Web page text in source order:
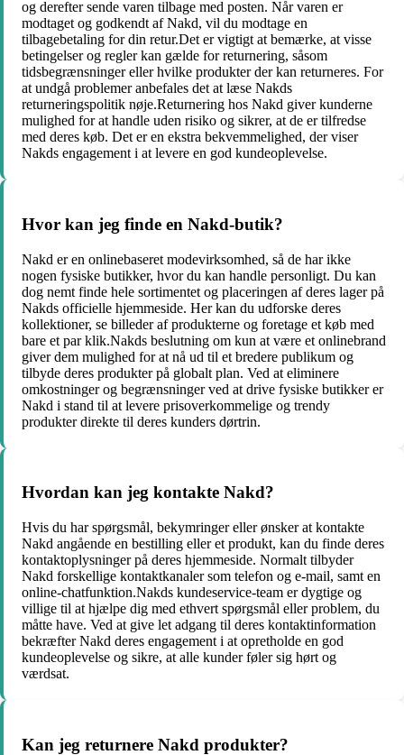
og derefter sende varen tilbage med posten. Når varen er
modtaget og godkendt af Nakd, vil du modtage en
tilbagebetaling for din retur.Det er vigtigt at bemærke, at visse
betingelser og regler kan gælde for returnering, såsom
tidsbegrænsninger eller hvilke produkter der kan returneres. For
at undgå problemer anbefales det at læse Nakds
returneringspolitik nøje.Returnering hos Nakd giver kunderne
mulighed for at handle uden risiko og sikrer, at de er tilfredse
med deres køb. Det er en ekstra bekvemmelighed, der viser
Nakds engagement i at levere en god kundeoplevelse.
Hvor kan jeg finde en Nakd-butik?
Nakd er en onlinebaseret modevirksomhed, så de har ikke
nogen fysiske butikker, hvor du kan handle personligt. Du kan
dog nemt finde hele sortimentet og placeringen af deres lager på
Nakds officielle hjemmeside. Her kan du udforske deres
kollektioner, se billeder af produkterne og foretage et køb med
bare et par klik.Nakds beslutning om kun at være et onlinebrand
giver dem mulighed for at nå ud til et bredere publikum og
tilbyde deres produkter på globalt plan. Ved at eliminere
omkostninger og begrænsninger ved at drive fysiske butikker er
Nakd i stand til at levere prisoverkommelige og trendy
produkter direkte til deres kunders dørtrin.
Hvordan kan jeg kontakte Nakd?
Hvis du har spørgsmål, bekymringer eller ønsker at kontakte
Nakd angående en bestilling eller et produkt, kan du finde deres
kontaktoplysninger på deres hjemmeside. Normalt tilbyder
Nakd forskellige kontaktkanaler som telefon og e-mail, samt en
online-chatfunktion.Nakds kundeservice-team er dygtige og
villige til at hjælpe dig med ethvert spørgsmål eller problem, du
måtte have. Ved at give let adgang til deres kontaktinformation
bekræfter Nakd deres engagement i at opretholde en god
kundeoplevelse og sikre, at alle kunder føler sig hørt og
værdsat.
Kan jeg returnere Nakd produkter?